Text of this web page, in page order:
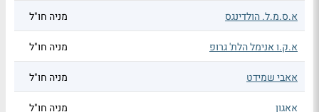
א.ס.מ.ל. הולדינגס מניה חו"ל
א.ק.ו אנימל הלת' גרופ מניה חו"ל
אאבי שמידט מניה חו"ל
אאגון מניה חו"ל